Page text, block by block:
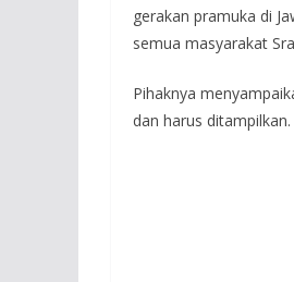
gerakan pramuka di
semua masyarakat
Pihaknya
dan harus